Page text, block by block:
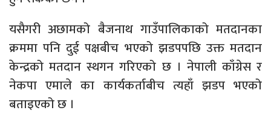
यसैगरी अछामको बैजनाथ गाउँपालिकाको मतदानका
क्रममा पनि दुई पक्षबीच भएको झडपपछि उक्त मतदान
केन्द्रको मतदान स्थगन गरिएको छ । नेपाली काँग्रेस र
नेकपा एमाले का कार्यकर्ताबीच त्यहाँ झडप भएको
बताइएको छ ।